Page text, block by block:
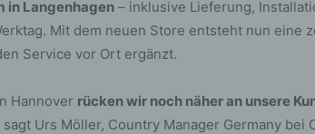
in Langenhagen – inklusive Lieferung,
Mit dem neuen Store entsteht nun eine
Service vor Ort ergänzt.
Hannover rücken wir noch näher an unsere
sagt Urs Möller, Country Manager Germany bei
beziehen, zu bewerten,
wirtschaftlicher Lage,
Zuverlässigkeit,
Person zu analysieren
f)
Pseudonymisierung ist